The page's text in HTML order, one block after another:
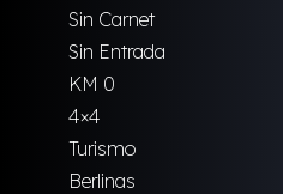
Sin Carnet
Sin Entrada
KM 0
4×4
Turismo
Berlinas